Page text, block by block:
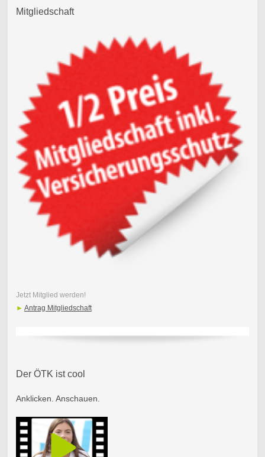
Mitgliedschaft
Jetzt Mitglied werden!
► Antrag Mitgliedschaft
Der ÖTK ist cool
Anklicken. Anschauen.